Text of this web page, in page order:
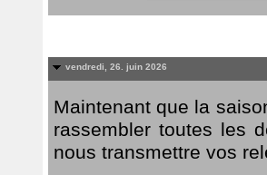
vendredi, 26. juin 2026
Maintenant que la
rassembler toutes les
nous transmettre vos